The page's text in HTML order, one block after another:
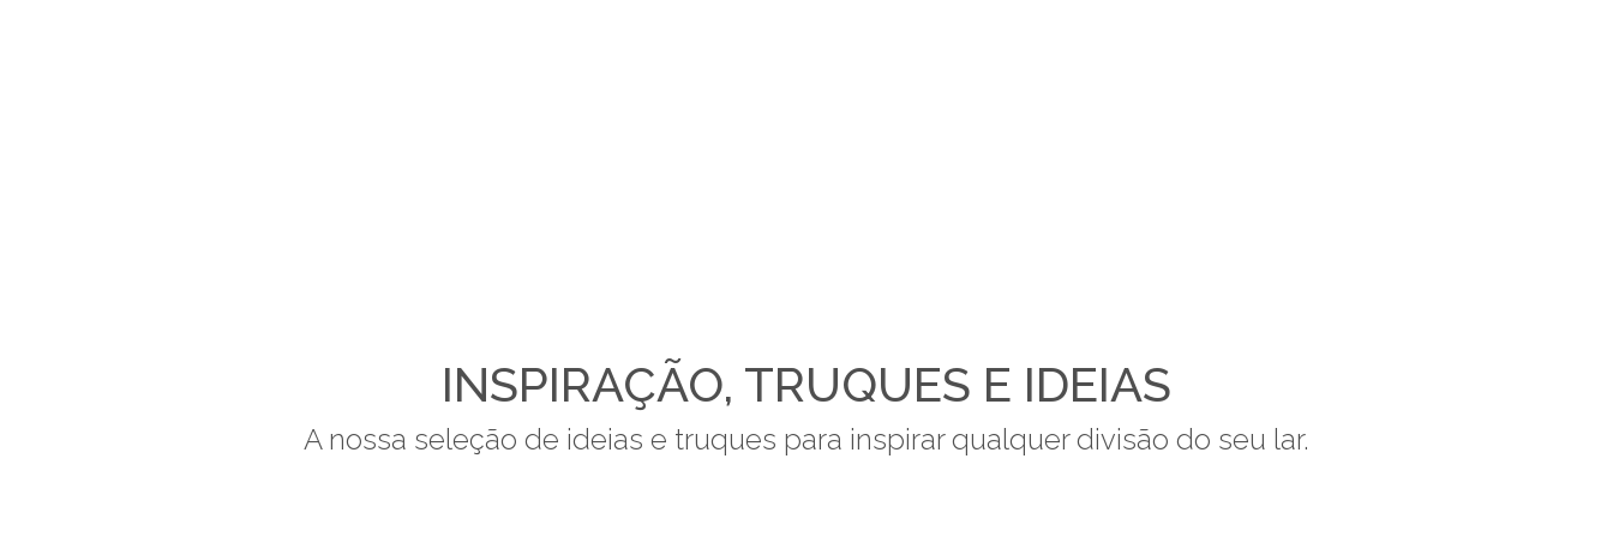
INSPIRAÇÃO, TRUQUES E IDEIAS
A nossa seleção de ideias e truques para inspirar qualquer divisão do seu lar.